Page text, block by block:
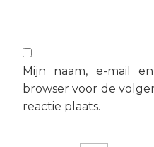
Mijn naam, e-mail
browser voor de
reactie plaats.